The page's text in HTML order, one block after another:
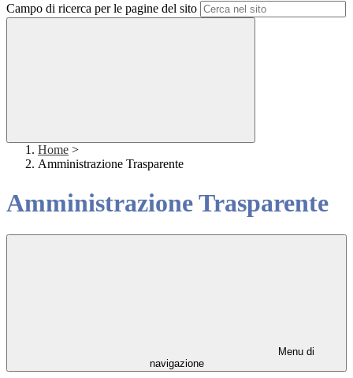
Campo di ricerca per le pagine del sito
Home >
Amministrazione Trasparente
Amministrazione Trasparente
Menu di
navigazione